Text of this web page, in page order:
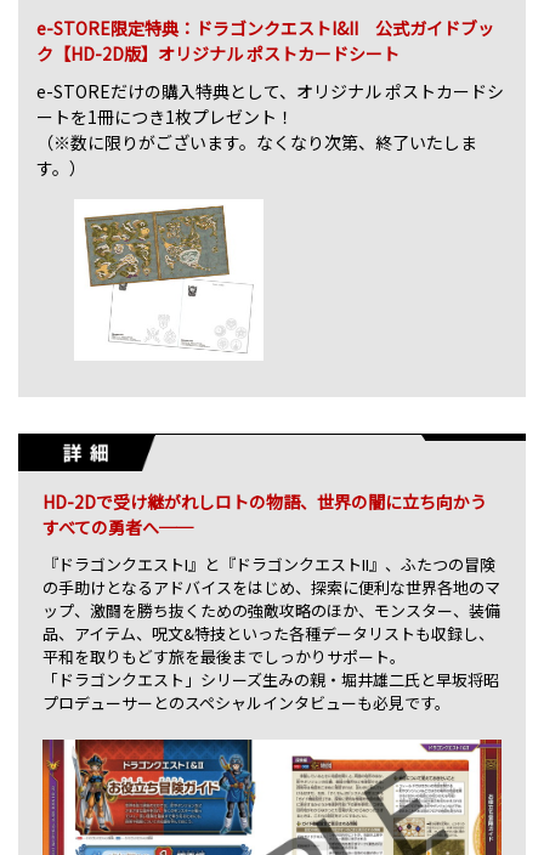
e-STORE限定特典：ドラゴンクエストI&II 公式ガイドブッ
ク【HD-2D版】オリジナル ポストカードシート
e-STOREだけの購入特典として、オリジナル ポストカードシ
ートを1冊につき1枚プレゼント！
（※数に限りがございます。なくなり次第、終了いたしま
す。）
HD-2Dで受け継がれしロトの物語、世界の闇に立ち向かう
すべての勇者へ──
『ドラゴンクエストI』と『ドラゴンクエストII』、ふたつの冒険
の手助けとなるアドバイスをはじめ、探索に便利な世界各地のマ
ップ、激闘を勝ち抜くための強敵攻略のほか、モンスター、装備
品、アイテム、呪文&特技といった各種データリストも収録し、
平和を取りもどす旅を最後までしっかりサポート。
「ドラゴンクエスト」シリーズ生みの親・堀井雄二氏と早坂将昭
プロデューサーとのスペシャルインタビューも必見です。